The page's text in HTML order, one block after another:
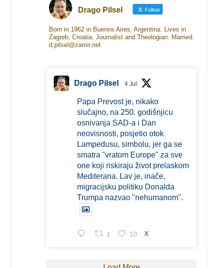
Drago Pilsel Follow
Born in 1962 in Buenos Aires, Argentina. Lives in
Zagreb, Croatia. Journalist and Theologian. Married.
d.pilsel@zamir.net
Drago Pilsel 4 Jul
Papa Prevost je, nikako
slučajno, na 250. godišnjicu
osnivanja SAD-a i Dan
neovisnosti, posjetio otok
Lampedusu, simbolu, jer ga se
smatra "vratom Europe" za sve
one koji riskiraju život prelaskom
Mediterana. Lav je, inače,
migracijsku politiku Donalda
Trumpa nazvao "nehumanom".
1 10 X